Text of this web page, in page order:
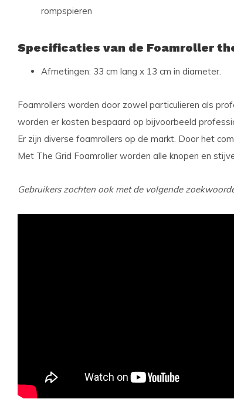
rompspieren
Specificaties van de Foamroller
Afmetingen: 33 cm lang x 13 cm in diameter.
Foamrollers worden door zowel particulieren als
worden er kosten bespaard op bijvoorbeeld
Er zijn diverse foamrollers op de markt. Door het
Met The Grid Foamroller worden alle knopen en
Gebruikers zochten ook met de volgende